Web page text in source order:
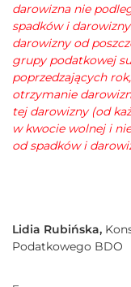
darowizna nie
spadków i
darowizny od
grupy podatkowej
poprzedzających
otrzymanie
tej darowizny (od
w kwocie wolnej i
od spadków i
Lidia Rubińska,
Podatkowego BDO